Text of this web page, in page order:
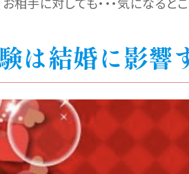
は結婚に影響